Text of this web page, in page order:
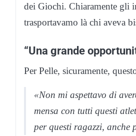
dei Giochi. Chiaramente gli
trasportavamo là chi aveva
“Una grande
Per Pelle, sicuramente,
«Non mi aspettavo di
mensa con tutti questi
per questi ragazzi, anche